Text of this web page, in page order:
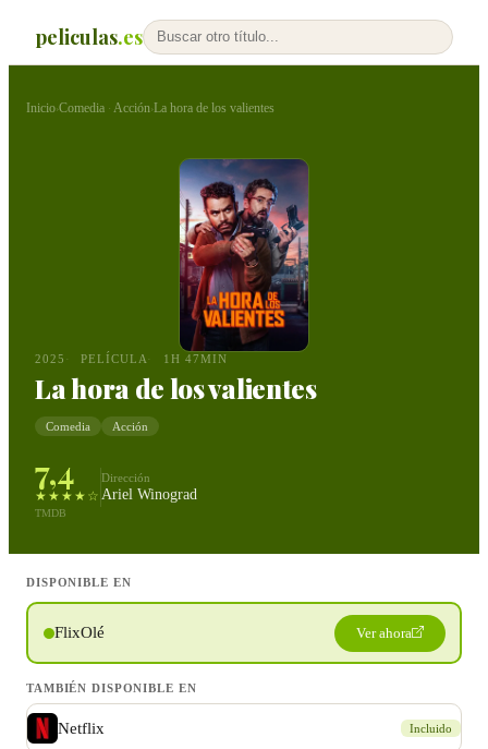
peliculas.es
Inicio›Comedia · Acción›La hora de los valientes
2025 PELÍCULA 1H 47MIN
La hora de los valientes
Comedia Acción
7,4
★★★★☆
TMDB
Dirección
Ariel Winograd
DISPONIBLE EN
FlixOlé Ver ahora
TAMBIÉN DISPONIBLE EN
Netflix Incluido